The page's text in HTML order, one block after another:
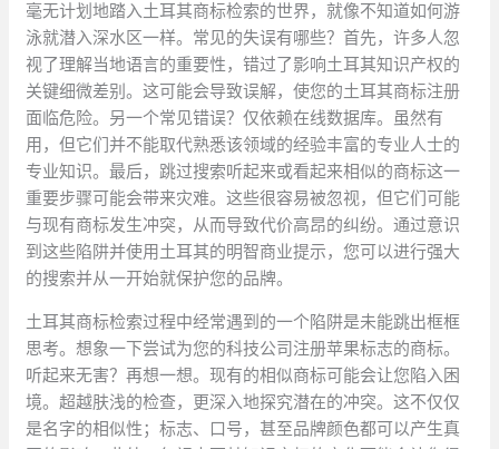
毫无计划地踏入土耳其商标检索的世界，就像不知道如何游
泳就潜入深水区一样。常见的失误有哪些？首先，许多人忽
视了理解当地语言的重要性，错过了影响土耳其知识产权的
关键细微差别。这可能会导致误解，使您的土耳其商标注册
面临危险。另一个常见错误？仅依赖在线数据库。虽然有
用，但它们并不能取代熟悉该领域的经验丰富的专业人士的
专业知识。最后，跳过搜索听起来或看起来相似的商标这一
重要步骤可能会带来灾难。这些很容易被忽视，但它们可能
与现有商标发生冲突，从而导致代价高昂的纠纷。通过意识
到这些陷阱并使用土耳其的明智商业提示，您可以进行强大
的搜索并从一开始就保护您的品牌。
土耳其商标检索过程中经常遇到的一个陷阱是未能跳出框框
思考。想象一下尝试为您的科技公司注册苹果标志的商标。
听起来无害？再想一想。现有的相似商标可能会让您陷入困
境。超越肤浅的检查，更深入地探究潜在的冲突。这不仅仅
是名字的相似性；标志、口号，甚至品牌颜色都可以产生真